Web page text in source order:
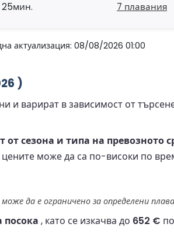
25мин. 7 плавания
актуализация: 08/08/2026 01:00
)
варират в зависимост от
сезона и типа на превозното
може да са по-високи по
да е ограничено за определени
посока , като се изкачва до 652 €